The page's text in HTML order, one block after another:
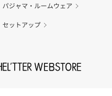
パジャマ・ルームウェア
セットアップ